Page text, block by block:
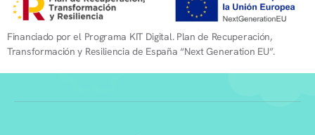
Financiado por el Programa KIT Digital. Plan de Recuperación,
Transformación y Resiliencia de España “Next Generation EU”.